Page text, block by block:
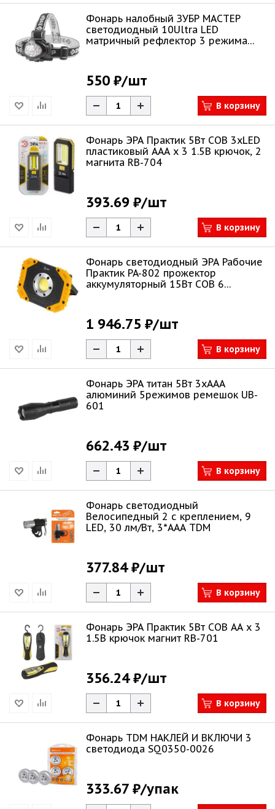
Фонарь налобный ЗУБР МАСТЕР
светодиодный 10Ultra LED
матричный рефлектор 3 режима
550 ₽/шт
В корзину
Фонарь ЭРА Практик 5Вт COB 3xLED
пластиковый ААА х 3 1.5В крючок, 2
магнита RB-704
393.69 ₽/шт
В корзину
Фонарь светодиодный ЭРА Рабочие
Практик PA-802 прожектор
аккумуляторный 15Вт COB 6
1 946.75 ₽/шт
В корзину
Фонарь ЭРА титан 5Вт 3хААА
алюминий 5режимов ремешок UB-
601
662.43 ₽/шт
В корзину
Фонарь светодиодный
Велосипедный 2 с креплением, 9
LED, 30 лм/Вт, 3*AAA TDM
377.84 ₽/шт
В корзину
Фонарь ЭРА Практик 5Вт COB АА х 3
1.5В крючок магнит RB-701
356.24 ₽/шт
В корзину
Фонарь TDM НАКЛЕЙ И ВКЛЮЧИ 3
светодиода SQ0350-0026
333.67 ₽/упак